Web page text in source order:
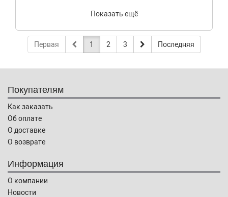
Показать ещё
Первая 1 2 3 Последняя
Покупателям
Как заказать
Об оплате
О доставке
О возврате
Информация
О компании
Новости